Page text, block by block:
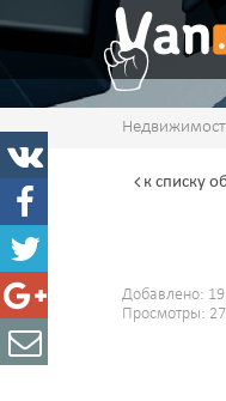
к списку
Добавлено:
Просмотры: